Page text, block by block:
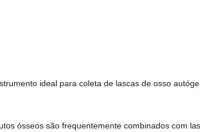
ideal para coleta de lascas de osso
ósseos são frequentemente combinados com